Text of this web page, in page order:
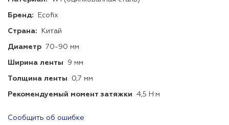
Бренд: Ecofix
Страна: Китай
Диаметр 70-90 мм
Ширина ленты 9 мм
Толщина ленты 0,7 мм
Рекомендуемый момент затяжки 4,5 Н·м
Сообщить об ошибке